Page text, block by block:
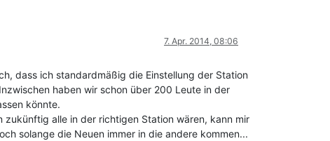
7. Apr. 2014, 08:06
dass ich standardmäßig die Einstellung der Station
haben wir schon über 200 Leute in der
könnte.
zukünftig alle in der richtigen Station wären, kann mir
solange die Neuen immer in die andere kommen...